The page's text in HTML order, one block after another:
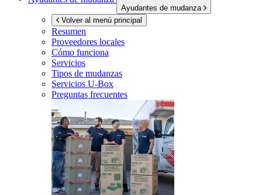
Ayudantes de mudanza
Volver al menú principal
Resumen
Proveedores locales
Cómo funciona
Servicios
Tipos de mudanzas
Servicios U-Box
Preguntas frecuentes